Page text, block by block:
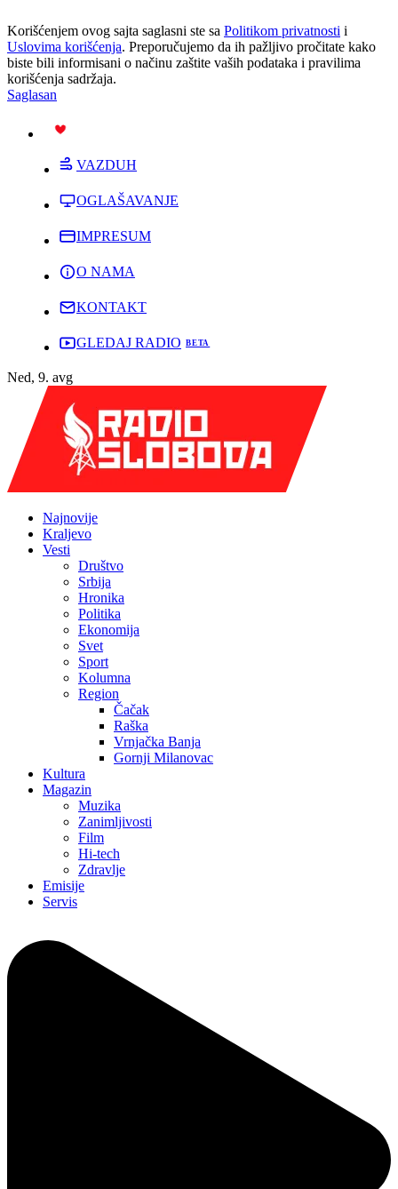
Korišćenjem ovog sajta saglasni ste sa Politikom privatnosti i
Uslovima korišćenja. Preporučujemo da ih pažljivo pročitate kako
biste bili informisani o načinu zaštite vaših podataka i pravilima
korišćenja sadržaja.
Saglasan
VAZDUH
OGLAŠAVANJE
IMPRESUM
O NAMA
KONTAKT
GLEDAJ RADIO
Ned, 9. avg
Najnovije
Kraljevo
Vesti
Društvo
Srbija
Hronika
Politika
Ekonomija
Svet
Sport
Kolumna
Region
Čačak
Raška
Vrnjačka Banja
Gornji Milanovac
Kultura
Magazin
Muzika
Zanimljivosti
Film
Hi-tech
Zdravlje
Emisije
Servis